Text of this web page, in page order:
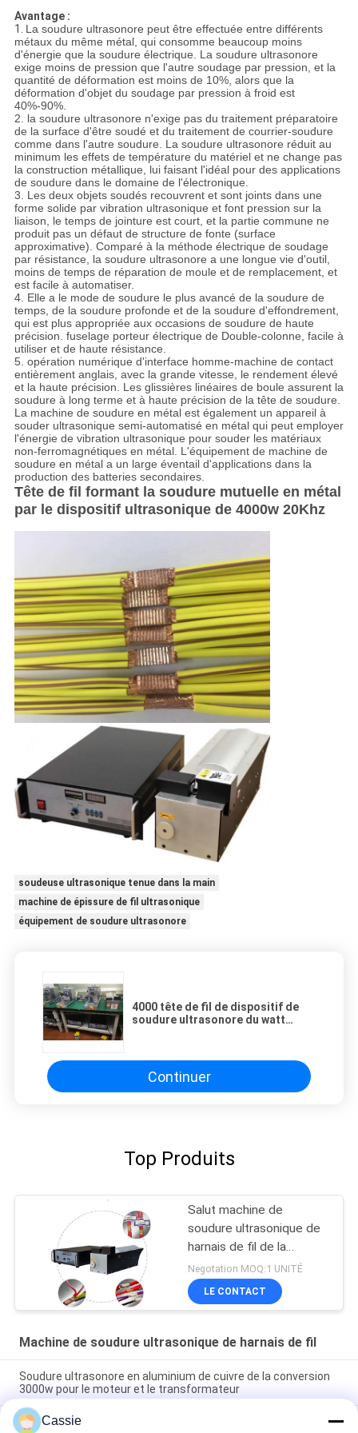
Avantage :
1. La soudure ultrasonore peut être effectuée entre différents
métaux du même métal, qui consomme beaucoup moins
d'énergie que la soudure électrique. La soudure ultrasonore
exige moins de pression que l'autre soudage par pression, et la
quantité de déformation est moins de 10%, alors que la
déformation d'objet du soudage par pression à froid est
40%-90%.
2. la soudure ultrasonore n'exige pas du traitement préparatoire
de la surface d'être soudé et du traitement de courrier-soudure
comme dans l'autre soudure. La soudure ultrasonore réduit au
minimum les effets de température du matériel et ne change pas
la construction métallique, lui faisant l'idéal pour des applications
de soudure dans le domaine de l'électronique.
3. Les deux objets soudés recouvrent et sont joints dans une
forme solide par vibration ultrasonique et font pression sur la
liaison, le temps de jointure est court, et la partie commune ne
produit pas un défaut de structure de fonte (surface
approximative). Comparé à la méthode électrique de soudage
par résistance, la soudure ultrasonore a une longue vie d'outil,
moins de temps de réparation de moule et de remplacement, et
est facile à automatiser.
4. Elle a le mode de soudure le plus avancé de la soudure de
temps, de la soudure profonde et de la soudure d'effondrement,
qui est plus appropriée aux occasions de soudure de haute
précision. fuselage porteur électrique de Double-colonne, facile à
utiliser et de haute résistance.
5. opération numérique d'interface homme-machine de contact
entièrement anglais, avec la grande vitesse, le rendement élevé
et la haute précision. Les glissières linéaires de boule assurent la
soudure à long terme et à haute précision de la tête de soudure.
La machine de soudure en métal est également un appareil à
souder ultrasonique semi-automatisé en métal qui peut employer
l'énergie de vibration ultrasonique pour souder les matériaux
non-ferromagnétiques en métal. L'équipement de machine de
soudure en métal a un large éventail d'applications dans la
production des batteries secondaires.
Tête de fil formant la soudure mutuelle en métal
par le dispositif ultrasonique de 4000w 20Khz
soudeuse ultrasonique tenue dans la main
machine de épissure de fil ultrasonique
équipement de soudure ultrasonore
4000 tête de fil de dispositif de
soudure ultrasonore du watt
Continuer
Top Produits
Salut machine de
soudure ultrasonique de
harnais de fil de la
puissance 4000w
Negotation MOQ:1 UNITÉ
LE CONTACT
Machine de soudure ultrasonique de harnais de fil
Soudure ultrasonore en aluminium de cuivre de la conversion
3000w pour le moteur et le transformateur
machine de soudure ultrasonique de harnais du fil 20Khz pour
Cassie